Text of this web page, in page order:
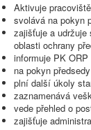
Aktivuje
svolává na pokyn
zajišťuje a
oblasti ochrany
informuje PK
na pokyn
plní další úkoly
zaznamenává
vede přehled o
zajišťuje